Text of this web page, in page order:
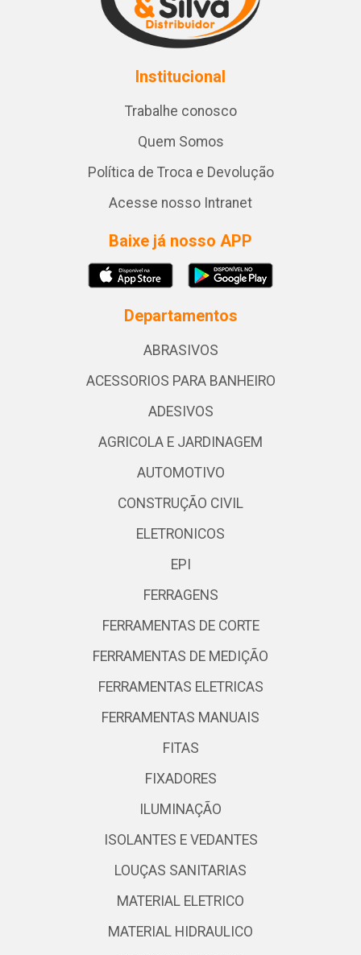
Institucional
Trabalhe conosco
Quem Somos
Política de Troca e Devolução
Acesse nosso Intranet
Baixe já nosso APP
Departamentos
ABRASIVOS
ACESSORIOS PARA BANHEIRO
ADESIVOS
AGRICOLA E JARDINAGEM
AUTOMOTIVO
CONSTRUÇÃO CIVIL
ELETRONICOS
EPI
FERRAGENS
FERRAMENTAS DE CORTE
FERRAMENTAS DE MEDIÇÃO
FERRAMENTAS ELETRICAS
FERRAMENTAS MANUAIS
FITAS
FIXADORES
ILUMINAÇÃO
ISOLANTES E VEDANTES
LOUÇAS SANITARIAS
MATERIAL ELETRICO
MATERIAL HIDRAULICO